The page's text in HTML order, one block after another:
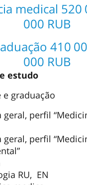
medical 520
000 RUB
410
000 RUB
estudo
e graduação
geral, perfil
geral, perfil
RU, EN